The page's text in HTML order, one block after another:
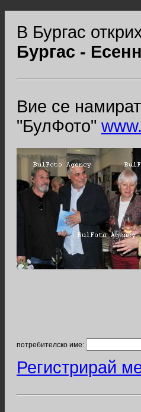
В Бургас
Бургас -
Вие се
"БулФото"
потребителско име:
Регистрирай